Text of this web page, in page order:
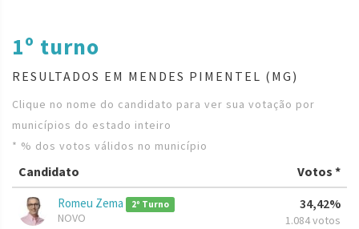
1º turno
RESULTADOS EM MENDES PIMENTEL (MG)
Clique no nome do candidato para ver sua votação por
municípios do estado inteiro
* % dos votos válidos no município
Candidato Votos *
Romeu Zema 2º Turno
NOVO
34,42%
1.084 votos